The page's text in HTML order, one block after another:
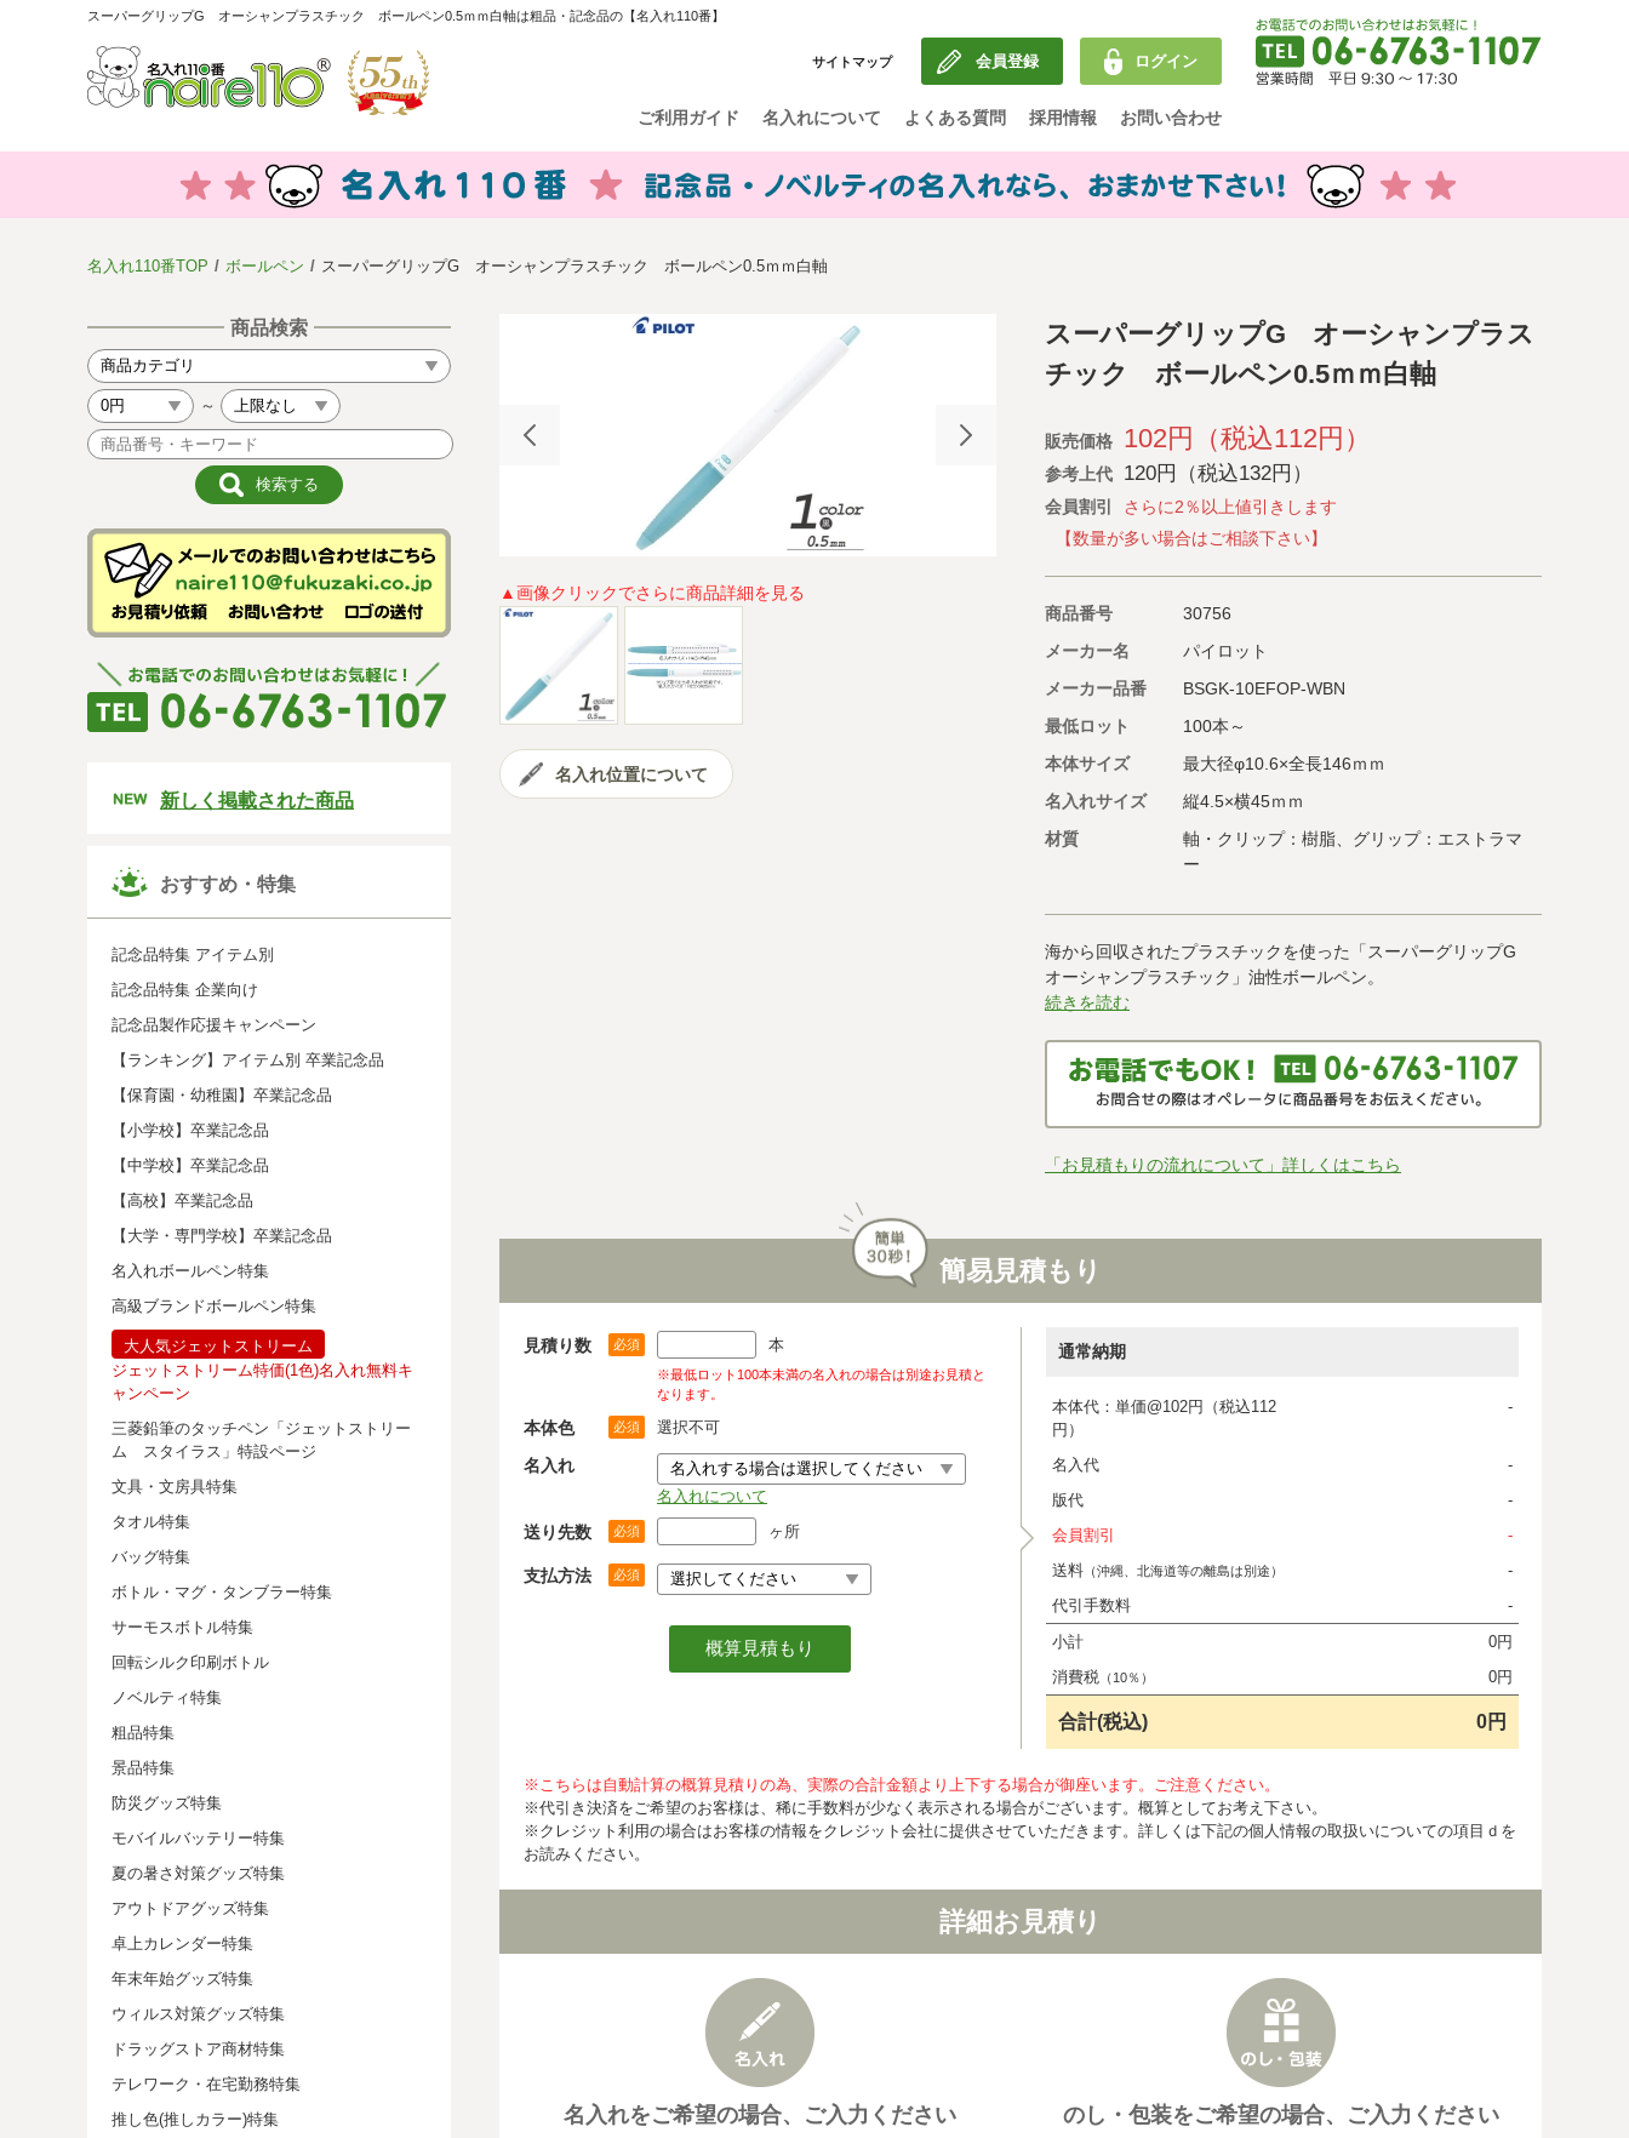
スーパーグリップG オーシャンプラスチック ボールペン0.5ｍｍ白軸は粗品・記念品の【名入れ110番】
サイトマップ 会員登録 ログイン
ご利用ガイド 名入れについて よくある質問 採用情報 お問い合わせ
名入れ110番TOP ボールペン スーパーグリップG オーシャンプラスチック ボールペン0.5ｍｍ白軸
商品検索
～
新しく掲載された商品
おすすめ・特集
記念品特集 アイテム別
記念品特集 企業向け
記念品製作応援キャンペーン
【ランキング】アイテム別 卒業記念品
【保育園・幼稚園】卒業記念品
【小学校】卒業記念品
【中学校】卒業記念品
【高校】卒業記念品
【大学・専門学校】卒業記念品
名入れボールペン特集
高級ブランドボールペン特集
大人気ジェットストリーム
ジェットストリーム特価(1色)名入れ無料キ
ャンペーン
三菱鉛筆のタッチペン「ジェットストリー
ム スタイラス」特設ページ
文具・文房具特集
タオル特集
バッグ特集
ボトル・マグ・タンブラー特集
サーモスボトル特集
回転シルク印刷ボトル
ノベルティ特集
粗品特集
景品特集
防災グッズ特集
モバイルバッテリー特集
夏の暑さ対策グッズ特集
アウトドアグッズ特集
卓上カレンダー特集
年末年始グッズ特集
ウィルス対策グッズ特集
ドラッグストア商材特集
テレワーク・在宅勤務特集
推し色(推しカラー)特集
▲画像クリックでさらに商品詳細を見る
名入れ位置について
スーパーグリップG オーシャンプラス
チック ボールペン0.5ｍｍ白軸
販売価格 102円（税込112円）
参考上代 120円（税込132円）
会員割引
さらに2％以上値引きします
【数量が多い場合はご相談下さい】
商品番号
30756
メーカー名
パイロット
メーカー品番
BSGK-10EFOP-WBN
最低ロット
100本～
本体サイズ
最大径φ10.6×全長146ｍｍ
名入れサイズ
縦4.5×横45ｍｍ
材質
軸・クリップ：樹脂、グリップ：エストラマ
ー
海から回収されたプラスチックを使った「スーパーグリップG
オーシャンプラスチック」油性ボールペン。
続きを読む
「お見積もりの流れについて」詳しくはこちら
簡易見積もり
見積り数 必須 本
※最低ロット100本未満の名入れの場合は別途お見積と
なります。
本体色 必須 選択不可
名入れ
名入れについて
送り先数 必須 ヶ所
支払方法 必須
通常納期
本体代：単価@102円（税込112
円）
-
名入代
-
版代
-
会員割引
-
送料 （沖縄、北海道等の離島は別途）
-
代引手数料
-
小計
0円
消費税 （10％） 0円
合計(税込) 0円
※こちらは自動計算の概算見積りの為、実際の合計金額より上下する場合が御座います。ご注意ください。
※代引き決済をご希望のお客様は、稀に手数料が少なく表示される場合がございます。概算としてお考え下さい。
※クレジット利用の場合はお客様の情報をクレジット会社に提供させていただきます。詳しくは下記の個人情報の取扱いについての項目ｄを
お読みください。
詳細お見積り
名入れをご希望の場合、ご入力ください のし・包装をご希望の場合、ご入力ください